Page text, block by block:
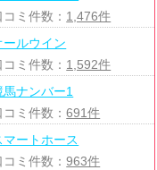
コミ件数： 1,476件
ールウイン
コミ件数： 1,592件
馬ナンバー1
コミ件数：691件
マートホース
コミ件数：963件